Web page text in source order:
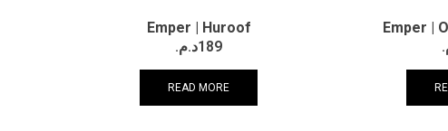
Emper | Huroof
189د.م.
READ MORE
Emper |